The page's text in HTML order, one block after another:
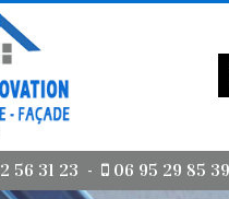
56 31 23 - 06 95 29 85 39